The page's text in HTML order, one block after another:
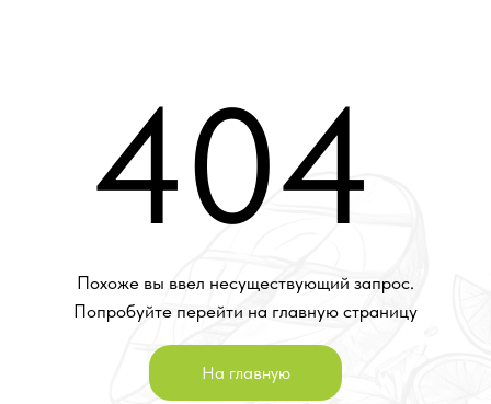
404
Похоже вы ввел несуществующий запрос.
Попробуйте перейти на главную страницу
На главную